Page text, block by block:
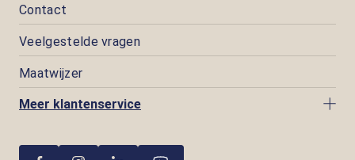
Contact
Veelgestelde vragen
Maatwijzer
Meer klantenservice